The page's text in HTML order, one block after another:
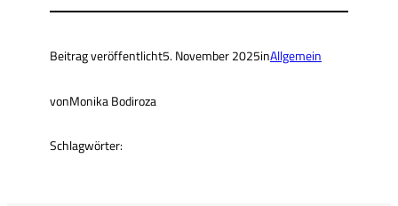
Beitrag veröffentlicht5. November 2025inAllgemein
vonMonika Bodiroza
Schlagwörter: